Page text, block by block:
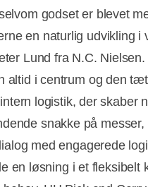
godset er blevet
en naturlig udvikling i
Lund fra N.C. Nielsen.
altid i centrum og den
logistik, der skaber
snakke på messer,
med engagerede
en løsning i et fleksibelt